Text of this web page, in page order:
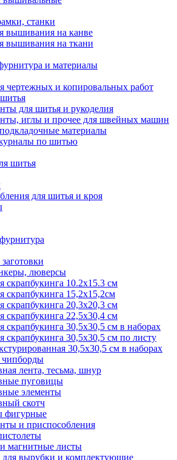
станки
вышивания на канве
вышивания на ткани
и материалы
чертежных и копировальных работ
для шитья и рукоделия
иглы и прочее для швейных машин
материалы
по шитью
шитья
для шитья и кроя
люверсы
скрапбукинга 10.2х15.3 см
скрапбукинга 15,2х15,2см
скрапбукинга 20,3х20,3 см
скрапбукинга 22,5х30,4 см
скрапбукинга 30,5х30,5 см в наборах
скрапбукинга 30,5х30,5 см по листу
30,5х30,5 см в наборах
лента, тесьма, шнур
пуговицы
элементы
скотч
фигурные
и приспособления
магнитные листы
вырубки и комплектующие